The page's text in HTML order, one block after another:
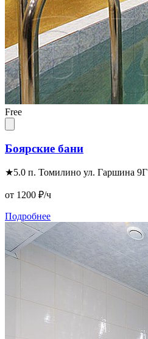
Free
Боярские бани
★5.0 п. Томилино ул. Гаршина 9Г
от 1200 ₽/ч
Подробнее